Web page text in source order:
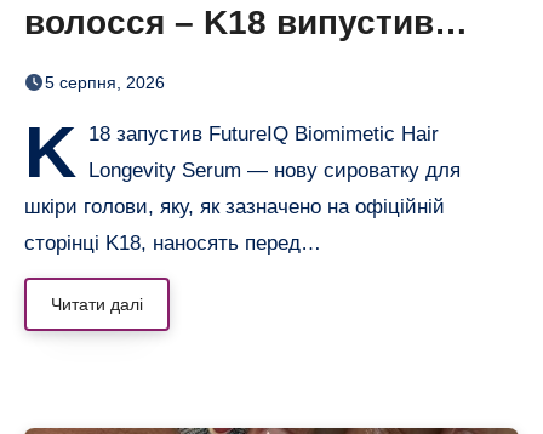
волосся – K18 випустив
нічну сироватку FutureIQ
5 серпня, 2026
K
18 запустив FutureIQ Biomimetic Hair
Longevity Serum — нову сироватку для
шкіри голови, яку, як зазначено на офіційній
сторінці K18, наносять перед…
Читати далі